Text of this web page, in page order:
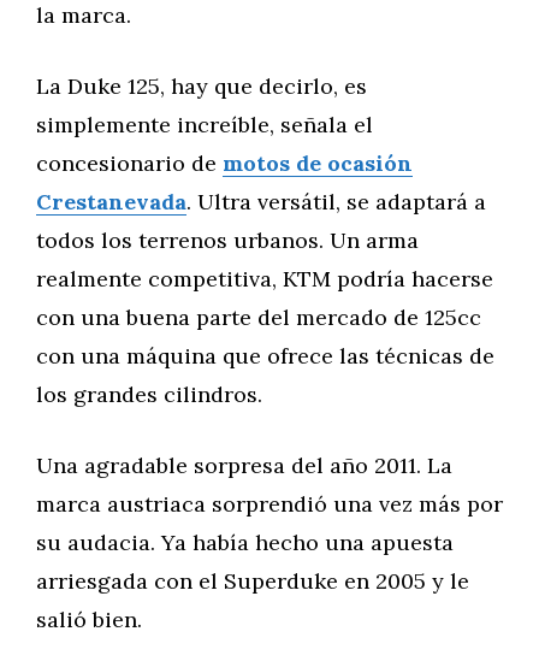
la marca.
La Duke 125, hay que decirlo, es
simplemente increíble, señala el
concesionario de motos de ocasión
Crestanevada. Ultra versátil, se adaptará a
todos los terrenos urbanos. Un arma
realmente competitiva, KTM podría hacerse
con una buena parte del mercado de 125cc
con una máquina que ofrece las técnicas de
los grandes cilindros.
Una agradable sorpresa del año 2011. La
marca austriaca sorprendió una vez más por
su audacia. Ya había hecho una apuesta
arriesgada con el Superduke en 2005 y le
salió bien.